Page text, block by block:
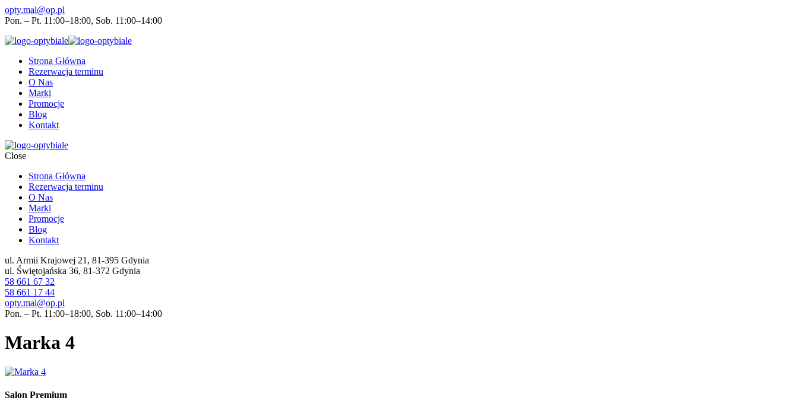
opty.mal@op.pl
Pon. – Pt. 11:00–18:00, Sob. 11:00–14:00
Strona Główna
Rezerwacja terminu
O Nas
Marki
Promocje
Blog
Kontakt
Close
Strona Główna
Rezerwacja terminu
O Nas
Marki
Promocje
Blog
Kontakt
ul. Armii Krajowej 21, 81-395 Gdynia
ul. Świętojańska 36, 81-372 Gdynia
58 661 67 32
58 661 17 44
opty.mal@op.pl
Pon. – Pt. 11:00–18:00, Sob. 11:00–14:00
Marka 4
Salon Premium